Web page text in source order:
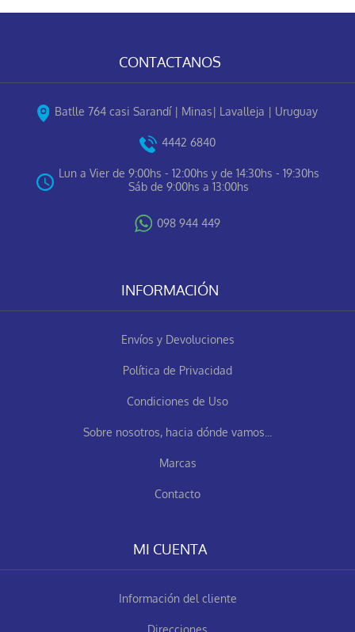
CONTACTANOS
Batlle 764 casi Sarandí | Minas| Lavalleja | Uruguay
4442 6840
Lun a Vier de 9:00hs - 12:00hs y de 14:30hs - 19:30hs
Sáb de 9:00hs a 13:00hs
098 944 449
INFORMACIÓN
Envíos y Devoluciones
Política de Privacidad
Condiciones de Uso
Sobre nosotros, hacia dónde vamos...
Marcas
Contacto
MI CUENTA
Información del cliente
Direcciones